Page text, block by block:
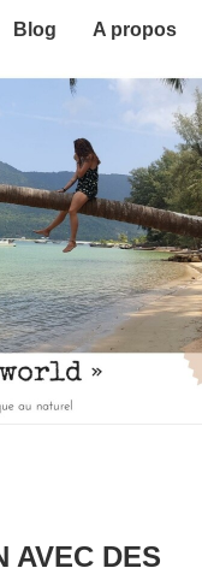
Blog A propos
AVEC DES